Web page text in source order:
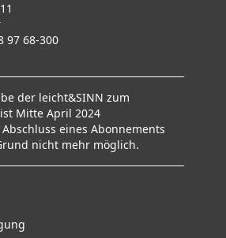
97 68-300
der leicht&SINN zum
Mitte April 2024
eines Abonnements
nicht mehr möglich.